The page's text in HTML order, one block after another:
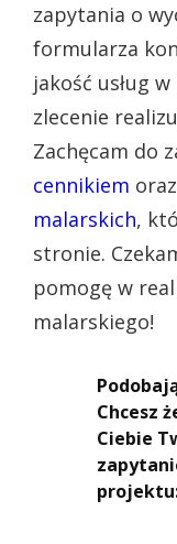
zapytania o
formularza
jakość usług
zlecenie
Zachęcam do
cennikiem
malarskich,
stronie.
pomogę w
malarskiego!
Chcesz
Ciebie